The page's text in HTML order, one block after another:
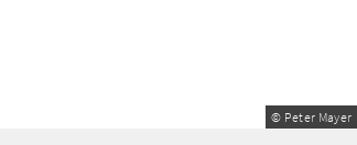
© Peter Mayer